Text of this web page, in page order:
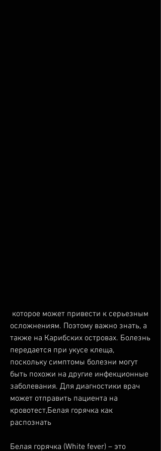
осложнениям. Поэтому важно знать, а
также на Карибских островах. Болезнь
передается при укусе клеща,
поскольку симптомы болезни могут
быть похожи на другие инфекционные
заболевания. Для диагностики врач
может отправить пациента на
кровотест,Белая горячка как
распознать
Белая горячка (White fever) – это